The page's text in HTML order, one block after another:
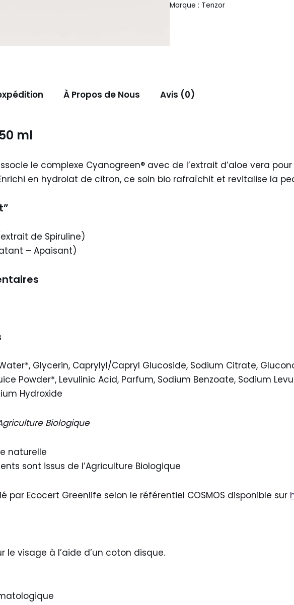
Marque : Tenzor
À Propos de Nous Avis (0)
ml
le complexe Cyanogreen® avec de l’extrait d’aloe vera
en hydrolat de citron, ce soin bio rafraîchit et revitalise la
de Spiruline)
– Apaisant)
Glycerin, Caprylyl/Capryl Glucoside, Sodium Citrate,
Powder*, Levulinic Acid, Parfum, Sodium Benzoate, Sodium
Hydroxide
Biologique
naturelle
sont issus de l’Agriculture Biologique
par Ecocert Greenlife selon le référentiel COSMOS disponible sur
le visage à l’aide d’un coton disque.